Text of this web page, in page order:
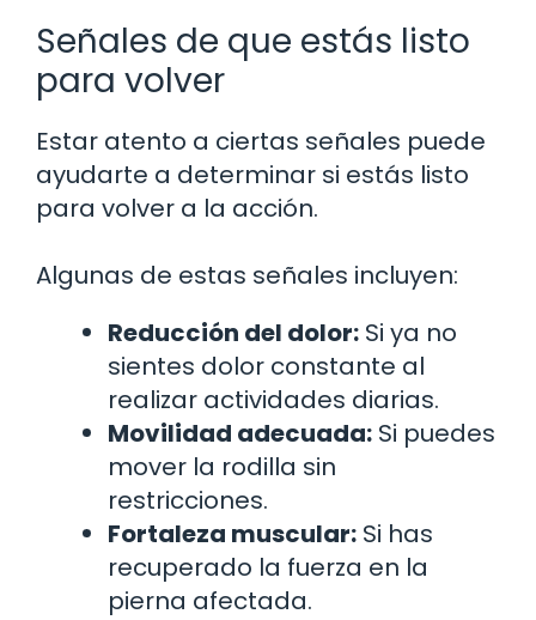
Señales de que estás listo
para volver
Estar atento a ciertas señales puede
ayudarte a determinar si estás listo
para volver a la acción.
Algunas de estas señales incluyen:
Reducción del dolor: Si ya no
sientes dolor constante al
realizar actividades diarias.
Movilidad adecuada: Si puedes
mover la rodilla sin
restricciones.
Fortaleza muscular: Si has
recuperado la fuerza en la
pierna afectada.